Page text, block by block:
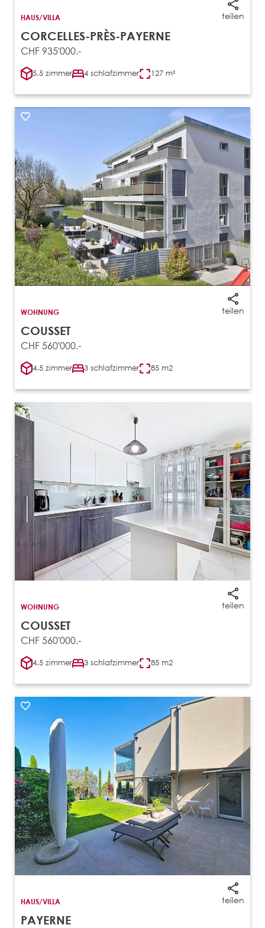
teilen
HAUS/VILLA
CORCELLES-PRÈS-PAYERNE
CHF 935'000.-
5.5 zimmer 4 schlafzimmer 127 m²
teilen
WOHNUNG
COUSSET
CHF 560'000.-
4.5 zimmer 3 schlafzimmer 85 m2
teilen
WOHNUNG
COUSSET
CHF 560'000.-
4.5 zimmer 3 schlafzimmer 85 m2
teilen
HAUS/VILLA
PAYERNE